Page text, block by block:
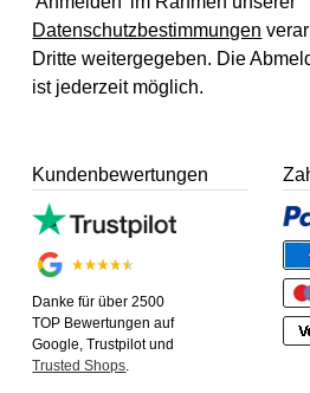
Datenschutzbestimmungen
Dritte weitergegeben. Die
ist jederzeit möglich.
Kundenbewertungen
Danke für über 2500
TOP Bewertungen auf
Google, Trustpilot und
Trusted Shops.